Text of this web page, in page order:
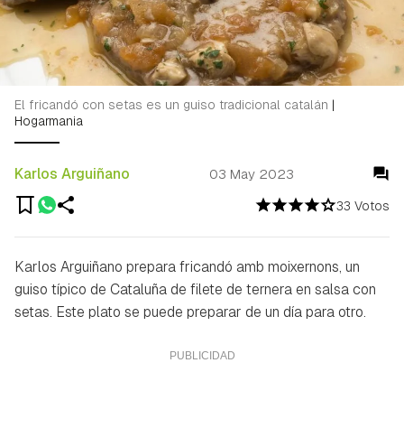
33 Votos
Karlos Arguiñano 03 May 2023
El fricandó con setas es un guiso tradicional catalán |
Hogarmania
Karlos Arguiñano preparafricandó amb moixernons, un
guiso típico de Cataluña de filete de ternera en salsa con
setas. Este plato se puede preparar de un día para otro.